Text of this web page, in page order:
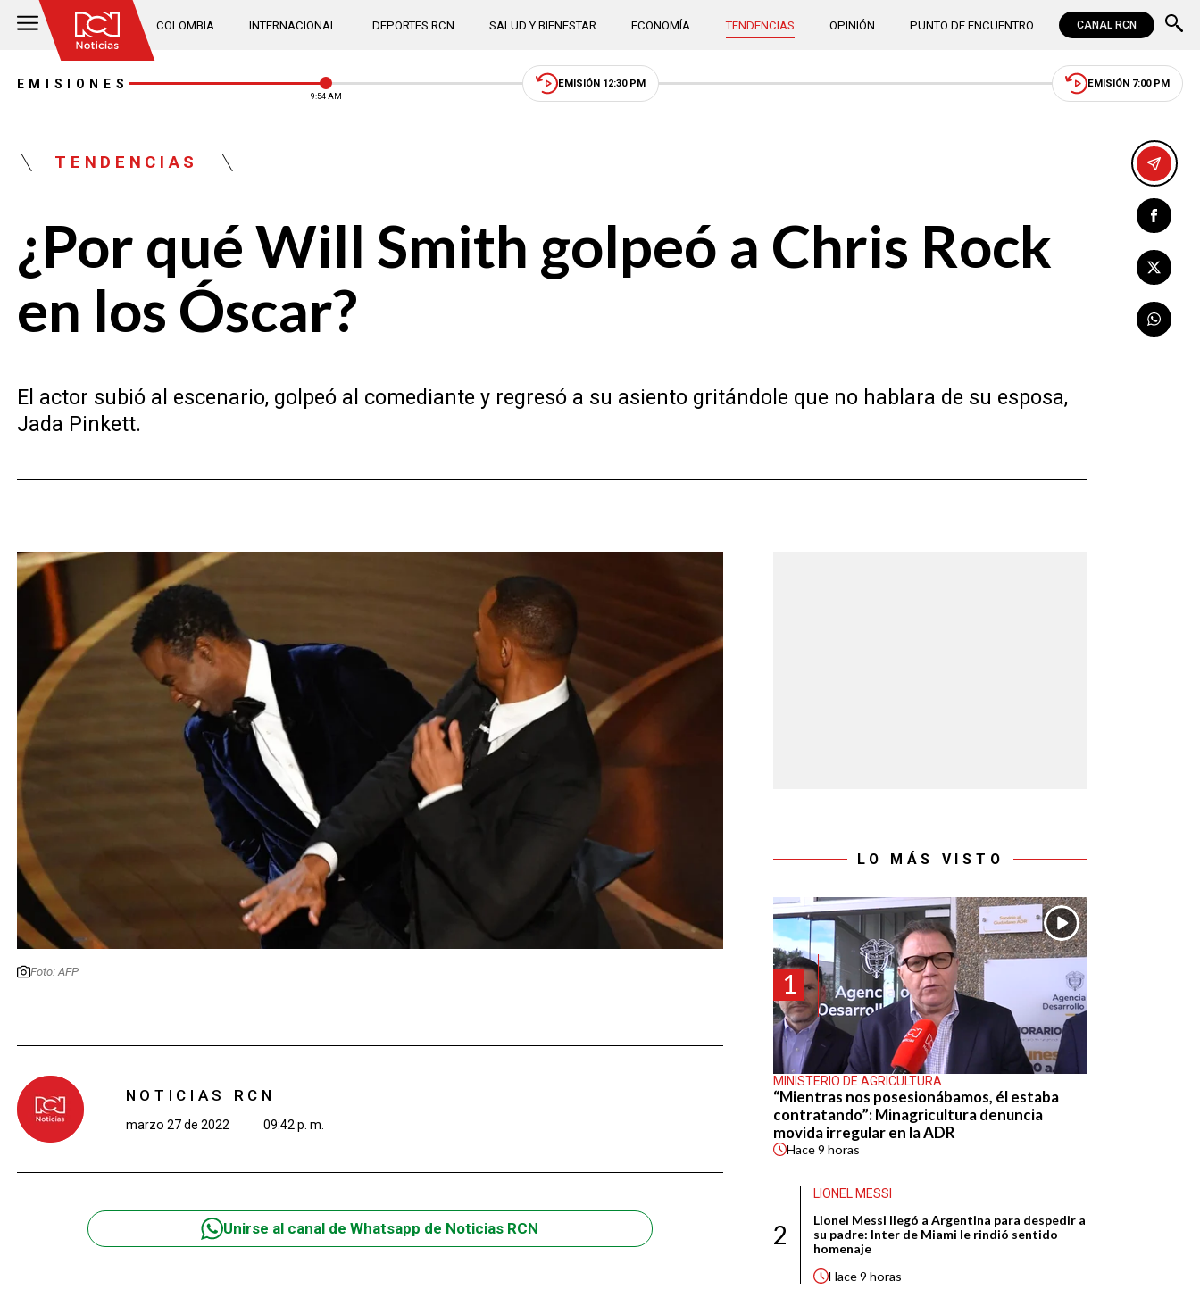
COLOMBIA INTERNACIONAL DEPORTES RCN SALUD Y BIENESTAR ECONOMÍA TENDENCIAS OPINIÓN PUNTO DE ENCUENTRO CANAL RCN
EMISIONES
9:54 AM
EMISIÓN 12:30 PM EMISIÓN 7:00 PM
TENDENCIAS
¿Por qué Will Smith golpeó a Chris Rock
en los Óscar?
El actor subió al escenario, golpeó al comediante y regresó a su asiento gritándole que no hablara de su esposa,
Jada Pinkett.
Foto: AFP
NOTICIAS RCN
marzo 27 de 2022 09:42 p. m.
Unirse al canal de Whatsapp de Noticias RCN
LO MÁS VISTO
1
MINISTERIO DE AGRICULTURA
“Mientras nos posesionábamos, él estaba
contratando”: Minagricultura denuncia
movida irregular en la ADR
Hace9 horas
2
LIONEL MESSI
Lionel Messi llegó a Argentina para despedir a
su padre: Inter de Miami le rindió sentido
homenaje
Hace9 horas